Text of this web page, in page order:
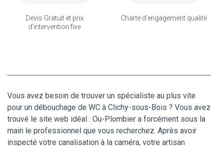
Devis Gratuit et prix
d'intervention fixe
Charte d'engagement qualité
Vous avez besoin de trouver un spécialiste au plus vite
pour un débouchage de WC à Clichy-sous-Bois ? Vous avez
trouvé le site web idéal : Ou-Plombier a forcément sous la
main le professionnel que vous recherchez. Après avoir
inspecté votre canalisation à la caméra, votre artisan